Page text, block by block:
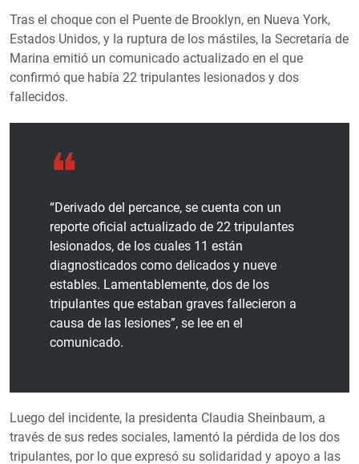
Tras el choque con el Puente de Brooklyn, en Nueva York,
Estados Unidos, y la ruptura de los mástiles, la Secretaría de
Marina emitió un comunicado actualizado en el que
confirmó que había 22 tripulantes lesionados y dos
fallecidos.
“Derivado del percance, se cuenta con un
reporte oficial actualizado de 22 tripulantes
lesionados, de los cuales 11 están
diagnosticados como delicados y nueve
estables. Lamentablemente, dos de los
tripulantes que estaban graves fallecieron a
causa de las lesiones”, se lee en el
comunicado.
Luego del incidente, la presidenta Claudia Sheinbaum, a
través de sus redes sociales, lamentó la pérdida de los dos
tripulantes, por lo que expresó su solidaridad y apoyo a las